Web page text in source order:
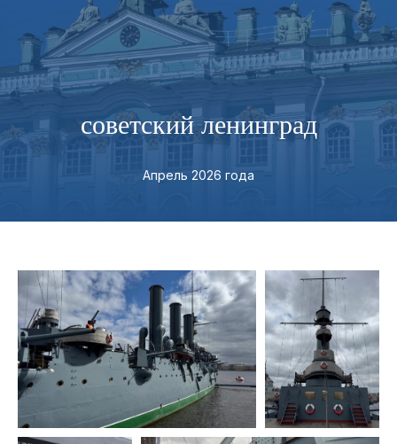
советский ленинград
Апрель 2026 года